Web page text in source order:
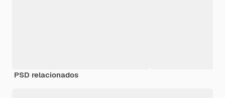
PSD relacionados